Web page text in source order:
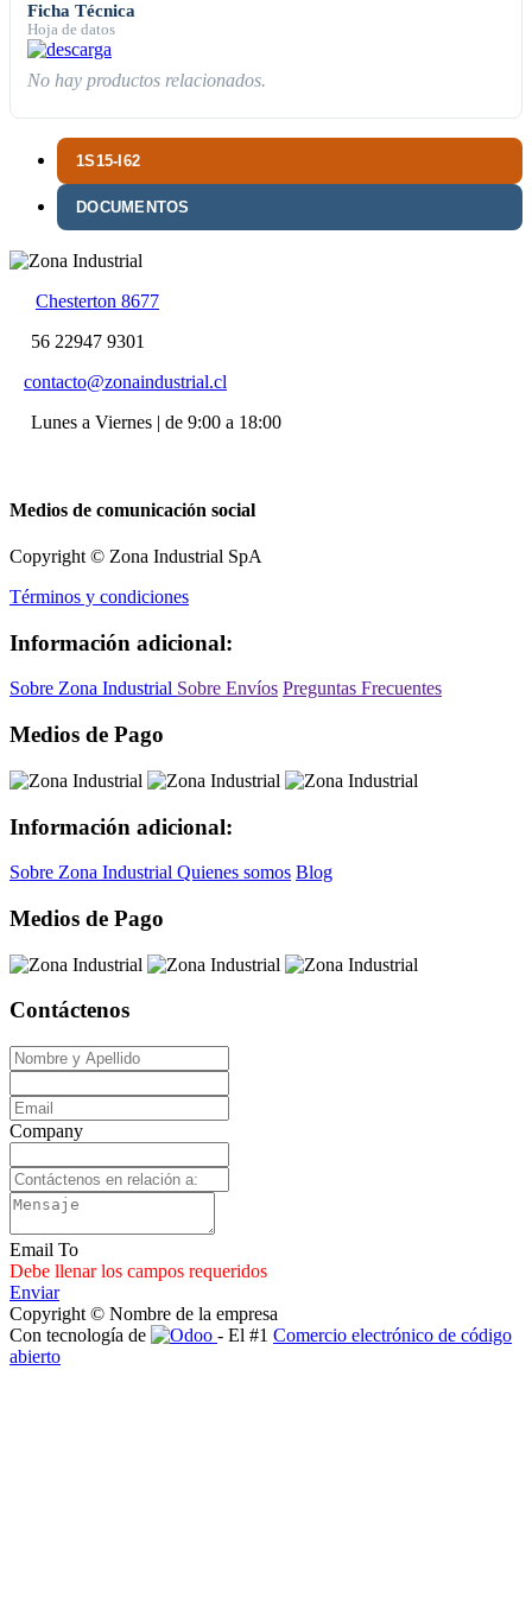
1S15-I62
DOCUMENTOS
Ficha Técnica
Hoja de datos
No hay productos relacionados.
Chesterton 8677
56 22947 9301
contacto@zonaindustrial.cl
Lunes a Viernes | de 9:00 a 18:00
Medios de comunicación social
Copyright © Zona Industrial SpA
Términos y condiciones
Información adicional:
Sobre Zona Industrial Sobre Envíos Preguntas Frecuentes
Medios de Pago
Información adicional:
Sobre Zona Industrial Quienes somos Blog
Medios de Pago
Contáctenos
Company
Email To
Debe llenar los campos requeridos
Enviar
Copyright © Nombre de la empresa
Con tecnología de
- El #1 Comercio electrónico de código
abierto